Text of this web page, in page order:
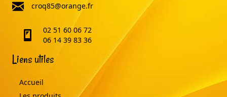
croq85@orange.fr
telephone02 51 60 06 72
06 14 39 83 36
Liens utiles
Accueil